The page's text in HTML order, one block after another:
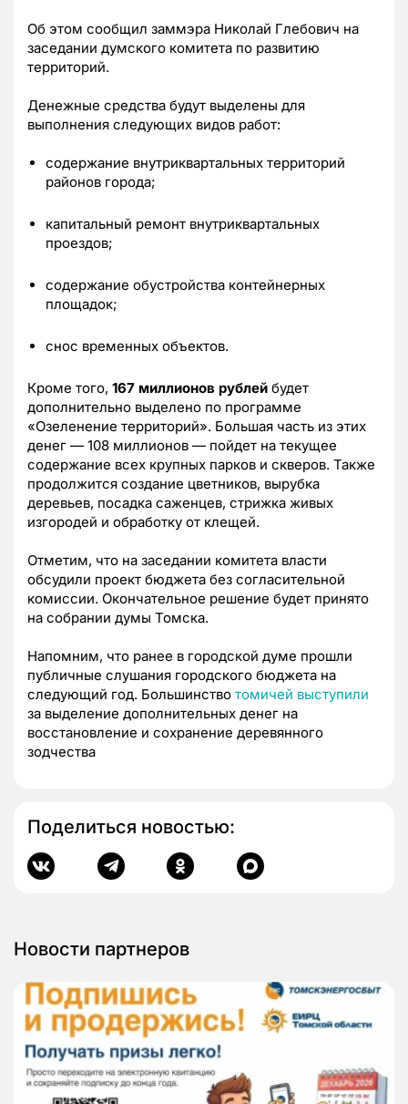
Об этом сообщил заммэра Николай Глебович на
заседании думского комитета по развитию
территорий.
Денежные средства будут выделены для
выполнения следующих видов работ:
содержание внутриквартальных территорий
районов города;
капитальный ремонт внутриквартальных
проездов;
содержание обустройства контейнерных
площадок;
снос временных объектов.
Кроме того, 167 миллионов рублей будет
дополнительно выделено по программе
«Озеленение территорий». Большая часть из этих
денег — 108 миллионов — пойдет на текущее
содержание всех крупных парков и скверов. Также
продолжится создание цветников, вырубка
деревьев, посадка саженцев, стрижка живых
изгородей и обработку от клещей.
Отметим, что на заседании комитета власти
обсудили проект бюджета без согласительной
комиссии. Окончательное решение будет принято
на собрании думы Томска.
Напомним, что ранее в городской думе прошли
публичные слушания городского бюджета на
следующий год. Большинство томичей выступили
за выделение дополнительных денег на
восстановление и сохранение деревянного
зодчества
Поделиться новостью:
Новости партнеров